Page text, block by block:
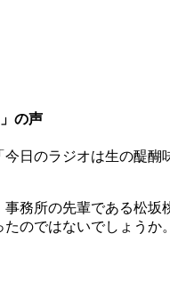
の声
日のラジオは生の醍
務所の先輩である松
のではないでしょうか。